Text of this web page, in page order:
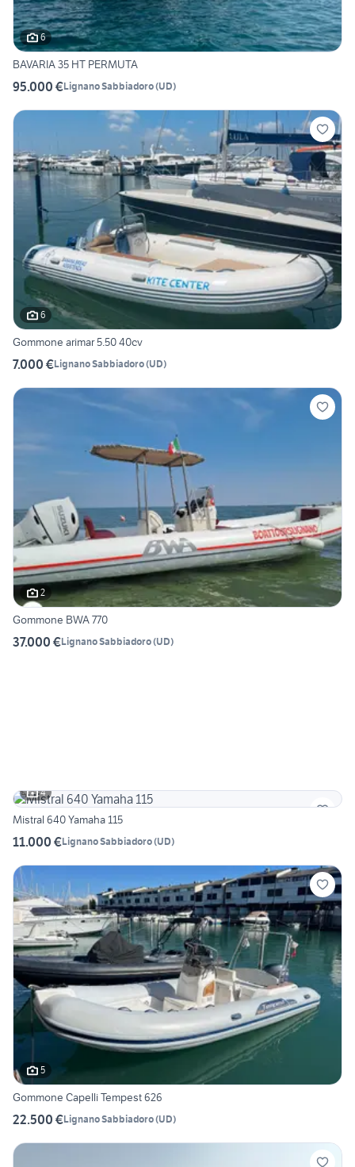
6
BAVARIA 35 HT PERMUTA
95.000 €Lignano Sabbiadoro(UD)
6
Gommone arimar 5.50 40cv
7.000 €Lignano Sabbiadoro(UD)
2
Gommone BWA 770
37.000 €Lignano Sabbiadoro(UD)
4
Mistral 640 Yamaha 115
11.000 €Lignano Sabbiadoro(UD)
5
Gommone Capelli Tempest 626
22.500 €Lignano Sabbiadoro(UD)